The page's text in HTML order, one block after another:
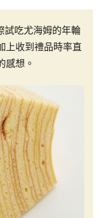
試吃尤海姆的年輪
上收到禮品時率直
感想。